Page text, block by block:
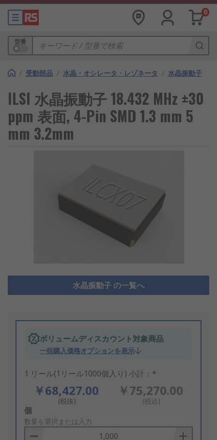
0
型番
/ 受動部品 / 水晶・オシレータ・レゾネータ / 水晶振動子
ILSI 水晶振動子 18.432 MHz ±30
ppm 表面, 4-Pin SMD 1.3 mm 5
mm 3.2mm
水晶振動子 の一覧へ
ボリュームディスカウント対象商品
一括購入価格オプションを表示
1 リール(1リール1000個入り) 小計：*
￥68,427.00
(税抜)
￥75,270.00
(税込)
Add
to
Basket
個
数量を選択または入力